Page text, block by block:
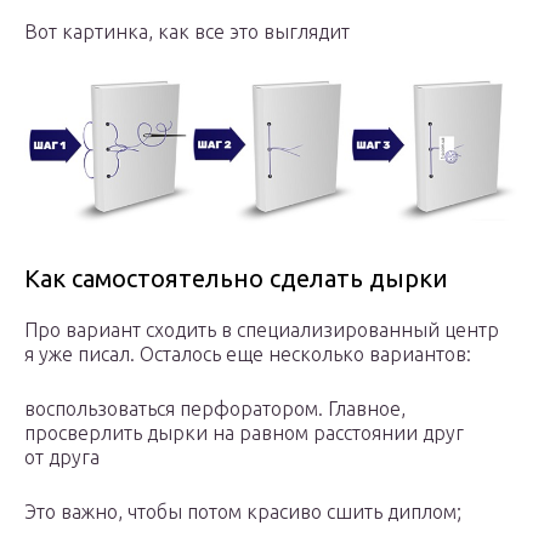
Вот картинка, как все это выглядит
Как самостоятельно сделать дырки
Про вариант сходить в специализированный центр
я уже писал. Осталось еще несколько вариантов:
воспользоваться перфоратором. Главное,
просверлить дырки на равном расстоянии друг
от друга
Это важно, чтобы потом красиво сшить диплом;